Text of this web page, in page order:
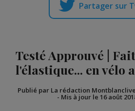
Partager sur
Testé Approuvé |
l'élastique... en vélo
Publié par La rédaction Montblanclive
- Mis à jour le 16 août